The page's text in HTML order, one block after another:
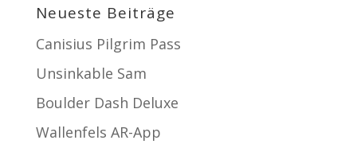
Neueste Beiträge
Canisius Pilgrim Pass
Unsinkable Sam
Boulder Dash Deluxe
Wallenfels AR-App